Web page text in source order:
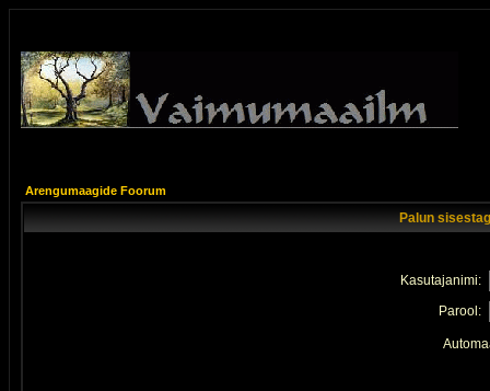
Arengumaagide Foorum
Palun
Kasutajanimi:
Parool: